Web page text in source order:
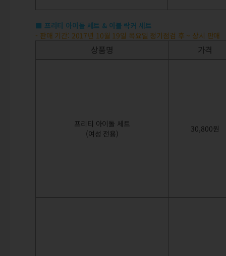
■ 프리티 아이돌 세트 & 이블 락커 세트
- 판매 기간: 2017년 10월 19일 목요일 정기점검 후 ~ 상시 판매
상품명 가격
프리티 아이돌 세트
(여성 전용)
30,800원